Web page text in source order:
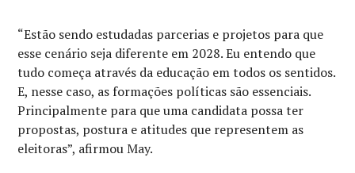
“Estão sendo estudadas parcerias e projetos para que
esse cenário seja diferente em 2028. Eu entendo que
tudo começa através da educação em todos os sentidos.
E, nesse caso, as formações políticas são essenciais.
Principalmente para que uma candidata possa ter
propostas, postura e atitudes que representem as
eleitoras”, afirmou May.